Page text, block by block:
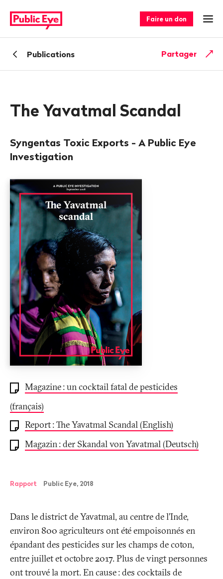
sur
publiceye.ch
rapide
Faire un don
RetourPublications Partager
The Yavatmal Scandal
Syngentas Toxic Exports - A Public Eye
Investigation
Magazine: un cocktail fatal de pesticides
(français)
Report: The Yavatmal Scandal (English)
Magazin: der Skandal von Yavatmal (Deutsch)
Rapport Public Eye, 2018
Dans le district de Yavatmal, au centre de l’Inde,
environ 800 agriculteurs ont été empoisonnés en
épandant des pesticides sur les champs de coton,
entre juillet et octobre 2017. Plus de vingt personnes
ont trouvé la mort. En cause: des cocktails de